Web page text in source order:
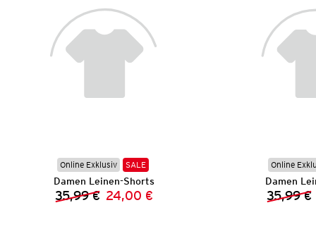
Online Exklusiv SALE
Damen Leinen-Shorts
Vorheriger Preis:
35,99 € Neuer Preis:
24,00 €
Online
Damen
35,99 €